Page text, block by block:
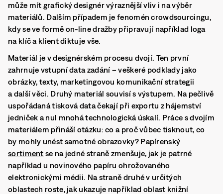
může mít grafický designér výraznější vliv i na výběr
materiálů. Dalším případem je fenomén crowdsourcingu,
kdy se ve formě on-line dražby připravují například loga
na klíč a klient diktuje vše.
Materiál je v designérském procesu dvojí. Ten první
zahrnuje vstupní data zadání – veškeré podklady jako
obrázky, texty, marketingovou komunikační strategii
a další věci. Druhý materiál souvisí s výstupem. Na pečlivě
uspořádaná tisková data čekají při exportu z hájemství
jedniček a nul mnohá technologická úskalí. Práce s dvojím
materiálem přináší otázku: co a proč vůbec tisknout, co
by mohly unést samotné obrazovky? Papírenský
sortiment se na jedné straně zmenšuje, jak je patrné
například u novinového papíru ohrožovaného
elektronickými médii. Na straně druhé v určitých
oblastech roste, jak ukazuje například oblast knižní